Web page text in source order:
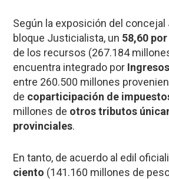
Según la exposición del concejal
bloque Justicialista, un 58,60
de los recursos (267.184
encuentra integrado por
entre 260.500 millones
de coparticipación de
millones de otros tributos
provinciales.
En tanto, de acuerdo al edil
ciento (141.160 millones de